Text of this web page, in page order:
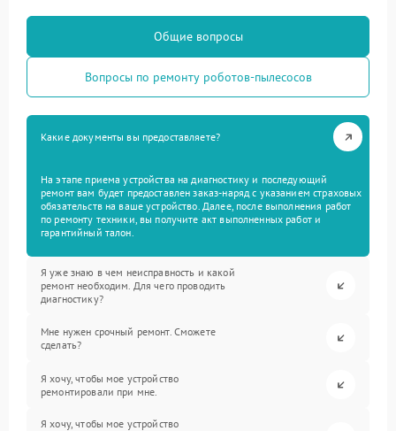
Общие вопросы
Вопросы по ремонту роботов-пылесосов
Какие документы вы предоставляете?
На этапе приема устройства на диагностику и последующий
ремонт вам будет предоставлен заказ-наряд с указанием страховых
обязательств на ваше устройство. Далее, после выполнения работ
по ремонту техники, вы получите акт выполненных работ и
гарантийный талон.
Я уже знаю в чем неисправность и какой
ремонт необходим. Для чего проводить
диагностику?
Мне нужен срочный ремонт. Сможете
сделать?
Я хочу, чтобы мое устройство
ремонтировали при мне.
Я хочу, чтобы мое устройство